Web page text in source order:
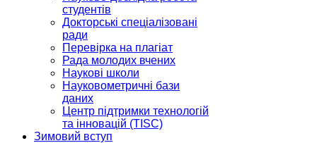
студентів
Докторські спеціалізовані
ради
Перевірка на плагіат
Рада молодих вчених
Наукові школи
Науковометричні бази
даних
Центр підтримки технологій
та інновацій (TISC)
Зимовий вступ